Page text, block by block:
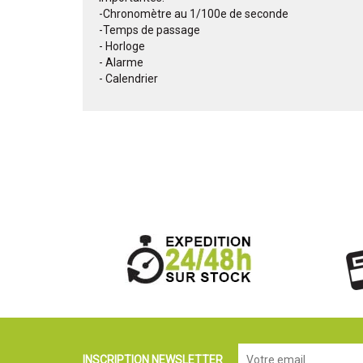
-Chronomètre au 1/100e de seconde
-Temps de passage
- Horloge
- Alarme
- Calendrier
INSCRIPTION NEWSLETTER